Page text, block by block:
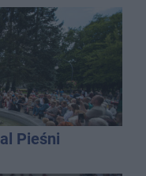
Pieśni